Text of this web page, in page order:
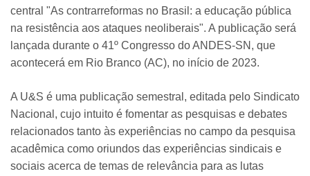
central "As contrarreformas no Brasil: a educação pública
na resistência aos ataques neoliberais". A publicação será
lançada durante o 41º Congresso do ANDES-SN, que
acontecerá em Rio Branco (AC), no início de 2023.
A U&S é uma publicação semestral, editada pelo Sindicato
Nacional, cujo intuito é fomentar as pesquisas e debates
relacionados tanto às experiências no campo da pesquisa
acadêmica como oriundos das experiências sindicais e
sociais acerca de temas de relevância para as lutas